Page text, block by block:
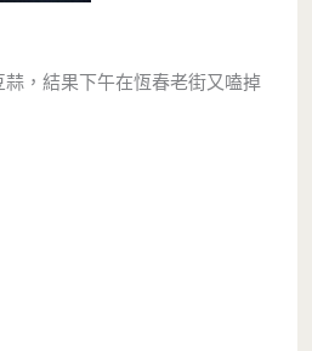
，結果下午在恆春老街又嗑掉